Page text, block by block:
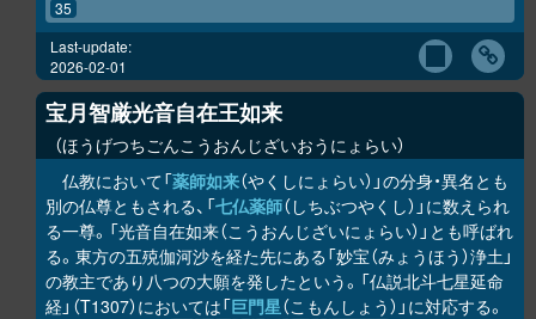
35
Last-update:
2026-02-01
宝月智厳光音自在王如来
ほうげつちごんこうおんじざいおうにょらい
仏教において「薬師如来（やくしにょらい）」の分身・異名とも
別の仏尊ともされる、「七仏薬師（しちぶつやくし）」に数えられ
る一尊。「光音自在如来（こうおんじざいにょらい）」とも呼ばれ
る。東方の五殑伽河沙を経た先にある「妙宝（みょうほう）浄土」
の教主であり八つの大願を発したという。「仏説北斗七星延命
経」（T1307）においては「巨門星（こもんしょう）」に対応する。